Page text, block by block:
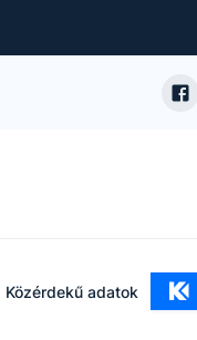
Közérdekű adatok